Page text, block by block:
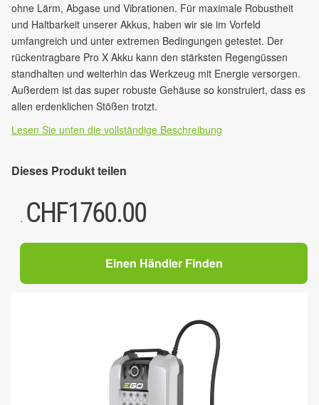
ohne Lärm, Abgase und Vibrationen. Für maximale Robustheit
und Haltbarkeit unserer Akkus, haben wir sie im Vorfeld
umfangreich und unter extremen Bedingungen getestet. Der
rückentragbare Pro X Akku kann den stärksten Regengüssen
standhalten und weiterhin das Werkzeug mit Energie versorgen.
Außerdem ist das super robuste Gehäuse so konstruiert, dass es
allen erdenklichen Stößen trotzt.
Lesen Sie unten die vollständige Beschreibung
Dieses Produkt teilen
. CHF1760.00
Einen Händler Finden